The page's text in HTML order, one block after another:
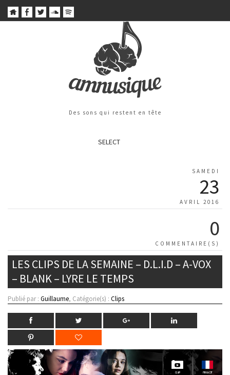
Des sons qui restent en tête
SELECT
SAMEDI
23
AVRIL 2016
0
COMMENTAIRE(S)
LES CLIPS DE LA SEMAINE – D.L.I.D – A-VOX
– BLANK – LYRE LE TEMPS
Publié par : Guillaume, Catégorie(s) : Clips